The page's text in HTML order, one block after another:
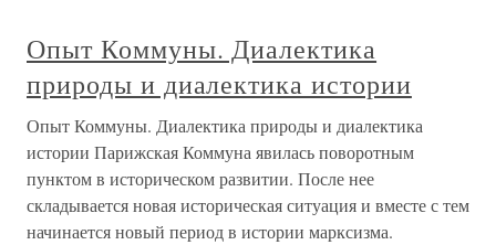
Опыт Коммуны. Диалектика
природы и диалектика истории
Опыт Коммуны. Диалектика природы и диалектика
истории Парижская Коммуна явилась поворотным
пунктом в историческом развитии. После нее
складывается новая историческая ситуация и вместе с тем
начинается новый период в истории марксизма.